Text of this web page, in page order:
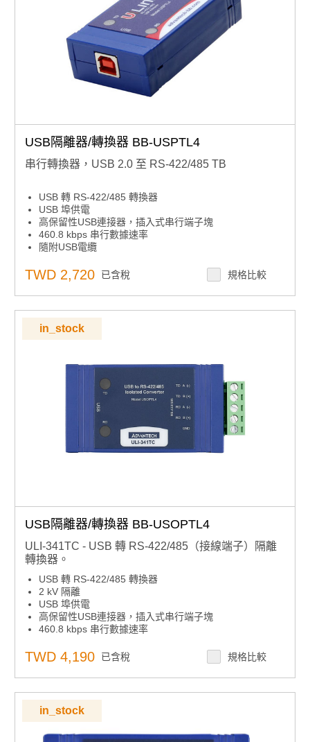
USB隔離器/轉換器 BB-USPTL4
串行轉換器，USB 2.0 至 RS-422/485 TB
USB 轉 RS-422/485 轉換器
USB 埠供電
高保留性USB連接器，插入式串行端子塊
460.8 kbps 串行數據速率
隨附USB電纜
TWD 2,720 已含稅 規格比較
in_stock
USB隔離器/轉換器 BB-USOPTL4
ULI-341TC - USB 轉 RS-422/485（接線端子）隔離
轉換器。
USB 轉 RS-422/485 轉換器
2 kV 隔離
USB 埠供電
高保留性USB連接器，插入式串行端子塊
460.8 kbps 串行數據速率
TWD 4,190 已含稅 規格比較
in_stock